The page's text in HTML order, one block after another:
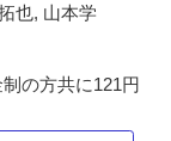
也, 山本学
の方共に121円